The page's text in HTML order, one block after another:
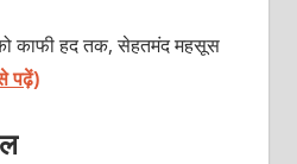
काफी हद तक, सेहतमंद महसूस
पढ़ें)